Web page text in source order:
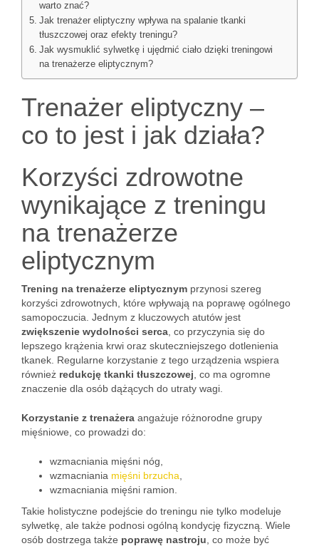
warto znać?
Jak trenażer eliptyczny wpływa na spalanie tkanki
tłuszczowej oraz efekty treningu?
Jak wysmuklić sylwetkę i ujędrnić ciało dzięki treningowi
na trenażerze eliptycznym?
Trenażer eliptyczny –
co to jest i jak działa?
Korzyści zdrowotne
wynikające z treningu
na trenażerze
eliptycznym
Trening na trenażerze eliptycznym przynosi szereg
korzyści zdrowotnych, które wpływają na poprawę ogólnego
samopoczucia. Jednym z kluczowych atutów jest
zwiększenie wydolności serca , co przyczynia się do
lepszego krążenia krwi oraz skuteczniejszego dotlenienia
tkanek. Regularne korzystanie z tego urządzenia wspiera
również redukcję tkanki tłuszczowej , co ma ogromne
znaczenie dla osób dążących do utraty wagi.
Korzystanie z trenażera angażuje różnorodne grupy
mięśniowe, co prowadzi do:
wzmacniania mięśni nóg,
wzmacniania mięśni brzucha
wzmacniania mięśni ramion.
Takie holistyczne podejście do treningu nie tylko modeluje
sylwetkę, ale także podnosi ogólną kondycję fizyczną. Wiele
osób dostrzega także poprawę nastroju , co może być